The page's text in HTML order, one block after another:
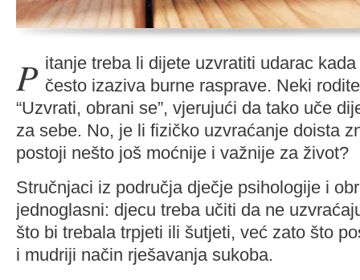
Pitanje treba li dijete uzvratiti udarac kada ga netko prvi udari često izaziva burne rasprave. Neki
“Uzvrati, obrani se”, vjerujući da tako uče
za sebe. No, je li fizičko uzvraćanje doista
postoji nešto još moćnije i važnije za život?
Stručnjaci iz područja dječje psihologije i
jednoglasni: djecu treba učiti da ne
što bi trebala trpjeti ili šutjeti, već zato što
i mudriji način rješavanja sukoba.